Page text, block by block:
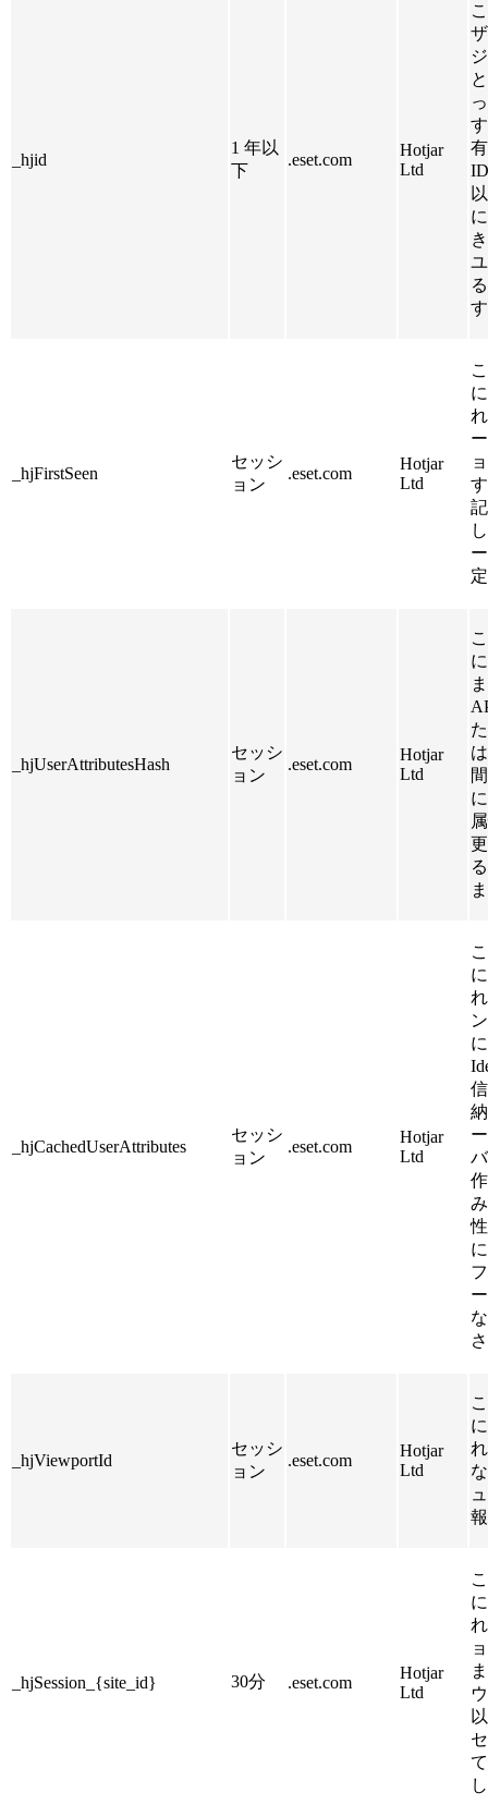
_hjid
1 年以
下
.eset.com
Hotjar
Ltd
_hjFirstSeen
セッシ
ョン
.eset.com
Hotjar
Ltd
_hjUserAttributesHash
セッシ
ョン
.eset.com
Hotjar
Ltd
_hjCachedUserAttributes
セッシ
ョン
.eset.com
Hotjar
Ltd
_hjViewportId
セッシ
ョン
.eset.com
Hotjar
Ltd
_hjSession_{site_id} 30分 .eset.com
Hotjar
Ltd